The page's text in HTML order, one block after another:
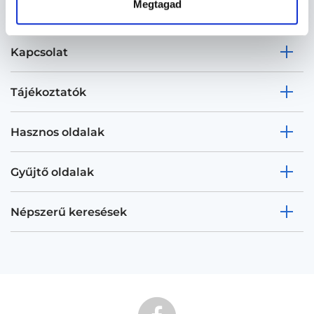
Megtagad
Kapcsolat
Tájékoztatók
Hasznos oldalak
Gyűjtő oldalak
Népszerű keresések